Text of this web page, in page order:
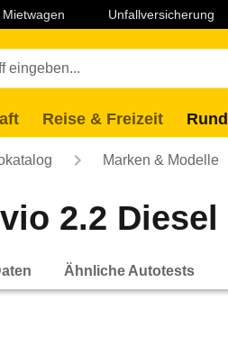
Mietwagen Unfallversicherung
Reise & Freizeit
Marken & Modelle
2.2 Diesel
Ähnliche Autotests